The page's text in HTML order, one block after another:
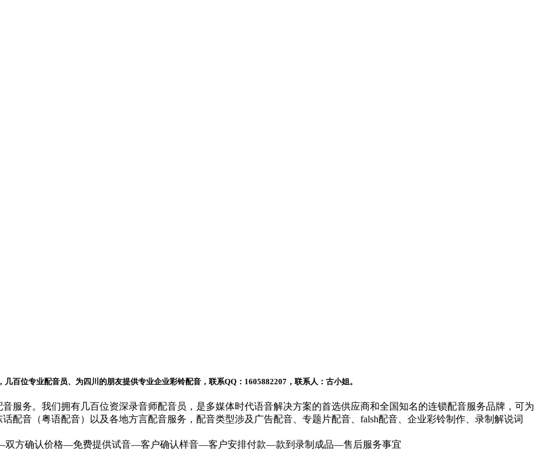
百位专业配音员、为四川的朋友提供专业企业彩铃配音，联系QQ：1605882207，联系人：古小姐。
服务。我们拥有几百位资深录音师配音员，是多媒体时代语音解决方案的首选供应商和全国知名的连锁配音服务品牌，可为
配音（粤语配音）以及各地方言配音服务，配音类型涉及广告配音、专题片配音、falsh配音、企业彩铃制作、录制解说词
方确认价格—免费提供试音—客户确认样音—客户安排付款—款到录制成品—售后服务事宜